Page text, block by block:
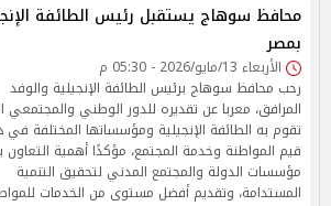
محافظ سوهاج يستقبل رئيس الطائفة
بمصر
الأربعاء 13/مايو/2026 - 05:30 م
رحب محافظ سوهاج برئيس الطائفة الإنجيلية والوفد
المرافق، معربا عن تقديره للدور الوطني والمجتمعي
تقوم به الطائفة الإنجيلية ومؤسساتها المختلفة في
قيم المواطنة وخدمة المجتمع، مؤكدًا أهمية التعاون
مؤسسات الدولة والمجتمع المدني لتحقيق التنمية
المستدامة، وتقديم أفضل مستوى من الخدمات